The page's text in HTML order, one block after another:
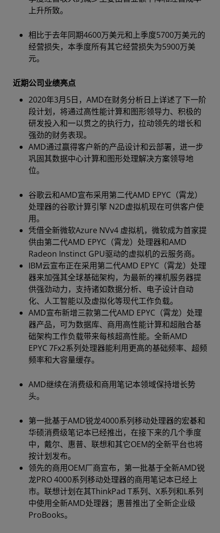
上升所致。
相比于去年同期4600万美元和上季度5700万美元的
经营损失，本季度所有其它经营损失为5900万美
元。
近期公司业绩亮点
2020年3月5日，AMD在财务分析日上详述了下一阶
段计划，将通过高性能计算和图形领导力、积极的
研发投入和一以贯之的执行力，拉动领先的增长和
强劲的财务表现。
AMD通过赢得客户新的产品设计和云部署，进一步
巩固其数据中心计算和图形处理解决方案领导地
位。
谷歌云和AMD宣布采用第二代AMD EPYC（霄龙）
处理器的谷歌计算引擎 N2D虚拟机现在可供客户使
用。
凭借全新微软Azure NVv4 虚拟机，微软成为首家提
供由第二代AMD EPYC（霄龙）处理器和AMD
Radeon Instinct GPU驱动的虚拟机的云服务商。
IBM云宣布正在采用第二代AMD EPYC（霄龙）处理
器来加强其全球基础架构，为最新的裸机服务器提
供强劲动力，支持诸如数据分析、电子设计自动
化、人工智能以及虚拟化等现代工作负载。
AMD宣布新增三款第二代AMD EPYC（霄龙）处理
器产品，可为数据库、商用高性能计算和超融合基
础架构工作负载带来每核超高性能。全新AMD
EPYC 7Fx2系列处理器能利用更高的基础频率、超频
频率和大容量缓存。
AMD继续在消费级和商用笔记本领域保持增长势
头。
第一批基于AMD锐龙4000系列移动处理器的宏碁和
华硕消费级笔记本已经推出，在接下来的几个季度
中，戴尔、惠普、联想和其它OEM的全新平台也将
按计划发布。
领先的商用OEM厂商宣布，第一批基于全新AMD锐
龙PRO 4000系列移动处理器的商用笔记本已经上
市。联想计划在其ThinkPad T系列、X系列和L系列
中使用全新AMD处理器；惠普推出了全新企业级
ProBooks。